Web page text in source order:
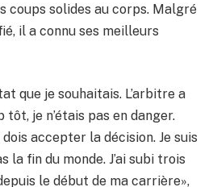
coups solides au corps. Malgré
il a connu ses meilleurs
que je souhaitais. L’arbitre a
je n’étais pas en danger.
accepter la décision. Je suis
la fin du monde. J’ai subi trois
le début de ma carrière»,